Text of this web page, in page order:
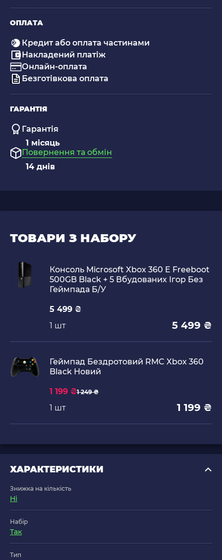
ОПЛАТА
Кредит або оплата частинами
Накладений платіж
Онлайн-оплата
Безготівкова оплата
ГАРАНТІЯ
Гарантія
1 місяць
Повернення та обмін
14 днів
ТОВАРИ З НАБОРУ
Консоль Microsoft Xbox 360 E Freeboot
500GB Black + 5 Вбудованих Ігор Без
Геймпада Б/У
5 499 ₴
1 шт
5 499 ₴
Геймпад Бездротовий RMC Xbox 360
Black Новий
1 199 ₴1 249 ₴
1 шт 1 199 ₴
ХАРАКТЕРИСТИКИ
Знижка на кількість
Ні
Набір
Так
Тип